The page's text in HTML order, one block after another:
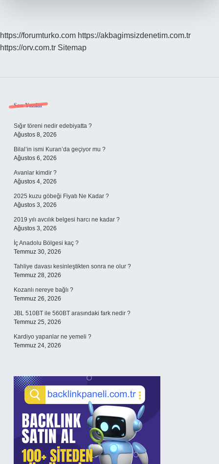
https://forumturko.com https://akbagimsizdenetim.com.tr
https://orv.com.tr Sitemap
Sidebar
Son Yazılar
Sığır töreni nedir edebiyatta ?
Ağustos 8, 2026
Bilal’in ismi Kuran’da geçiyor mu ?
Ağustos 6, 2026
Avanlar kimdir ?
Ağustos 4, 2026
2025 kuzu göbeği Fiyatı Ne Kadar ?
Ağustos 3, 2026
2019 yılı avcılık belgesi harcı ne kadar ?
Ağustos 3, 2026
İç Anadolu Bölgesi kaç ?
Temmuz 30, 2026
Tahliye davası kesinleştikten sonra ne olur ?
Temmuz 28, 2026
Kozanlı nereye bağlı ?
Temmuz 26, 2026
JBL 510BT ile 560BT arasındaki fark nedir ?
Temmuz 25, 2026
Kardiyo yapanlar ne yemeli ?
Temmuz 24, 2026